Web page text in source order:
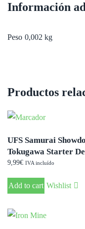
Información
Peso 0,002 kg
Productos
UFS Samurai
Tokugawa Starter
9,99€ IVA incluído
Add to cart Wishlist